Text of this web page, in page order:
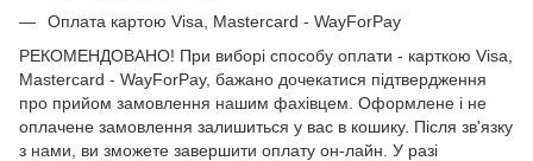
Оплата картою Visa, Mastercard - WayForPay
РЕКОМЕНДОВАНО! При виборі способу оплати - карткою Visa,
Mastercard - WayForPay, бажано дочекатися підтвердження
про прийом замовлення нашим фахівцем. Оформлене і не
оплачене замовлення залишиться у вас в кошику. Після зв'язку
з нами, ви зможете завершити оплату он-лайн. У разі